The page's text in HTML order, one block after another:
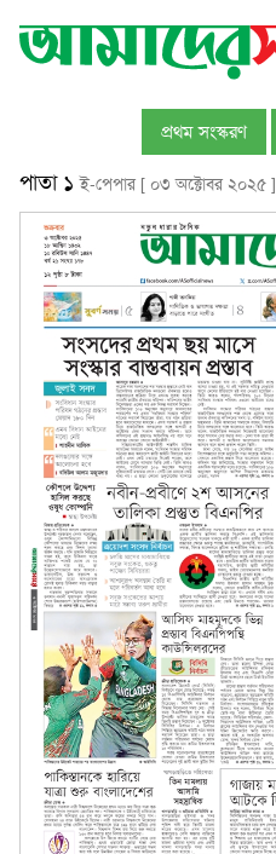
প্রথম সংস্করণ
পাতা ১ই-পেপার [ ০৩ অক্টোবর ২০২৫ ]